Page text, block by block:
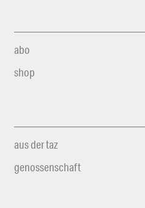
abo
shop
aus der taz
genossenschaft